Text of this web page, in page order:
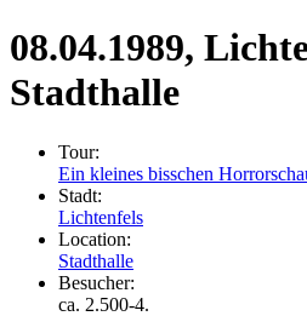
08.04.1989,
Stadthalle
Tour:
Ein kleines bisschen
Stadt:
Lichtenfels
Location:
Stadthalle
Besucher:
ca. 2.500-4.